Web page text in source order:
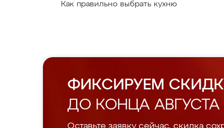
Как правильно выбрать кухню
ФИКСИРУЕМ
ДО КОНЦА АВГУСТА
Оставьте заявку сейчас, скидка